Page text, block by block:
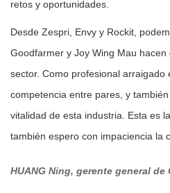
retos y oportunidades.
Desde Zespri, Envy y Rockit,
Goodfarmer y Joy Wing Mau
sector. Como profesional
competencia entre pares, y
vitalidad de esta industria. Esta es
también espero con impaciencia la
HUANG Ning, gerente general de